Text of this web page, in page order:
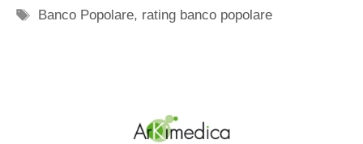
Tag
Banco Popolare, rating banco popolare